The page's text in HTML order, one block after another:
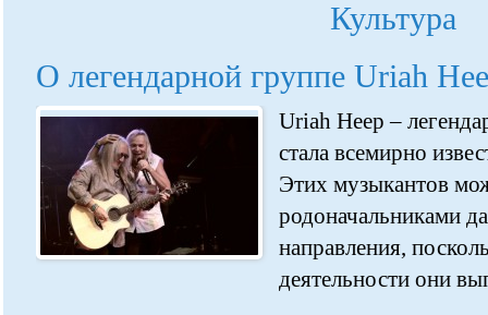
Культура
О легендарной группе Uriah
Uriah Heep –
стала всемирно
Этих музыкантов
родоначальниками
направления,
деятельности они